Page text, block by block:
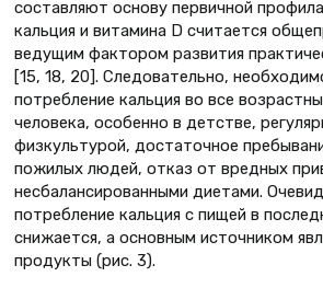
составляют основу первичной
кальция и витамина D считается
ведущим фактором развития
[15, 18, 20]. Следовательно,
потребление кальция во все
человека, особенно в детстве,
физкультурой, достаточное
пожилых людей, отказ от вредных
несбалансированными диетами.
потребление кальция с пищей в
снижается, а основным источником
продукты (рис. 3).